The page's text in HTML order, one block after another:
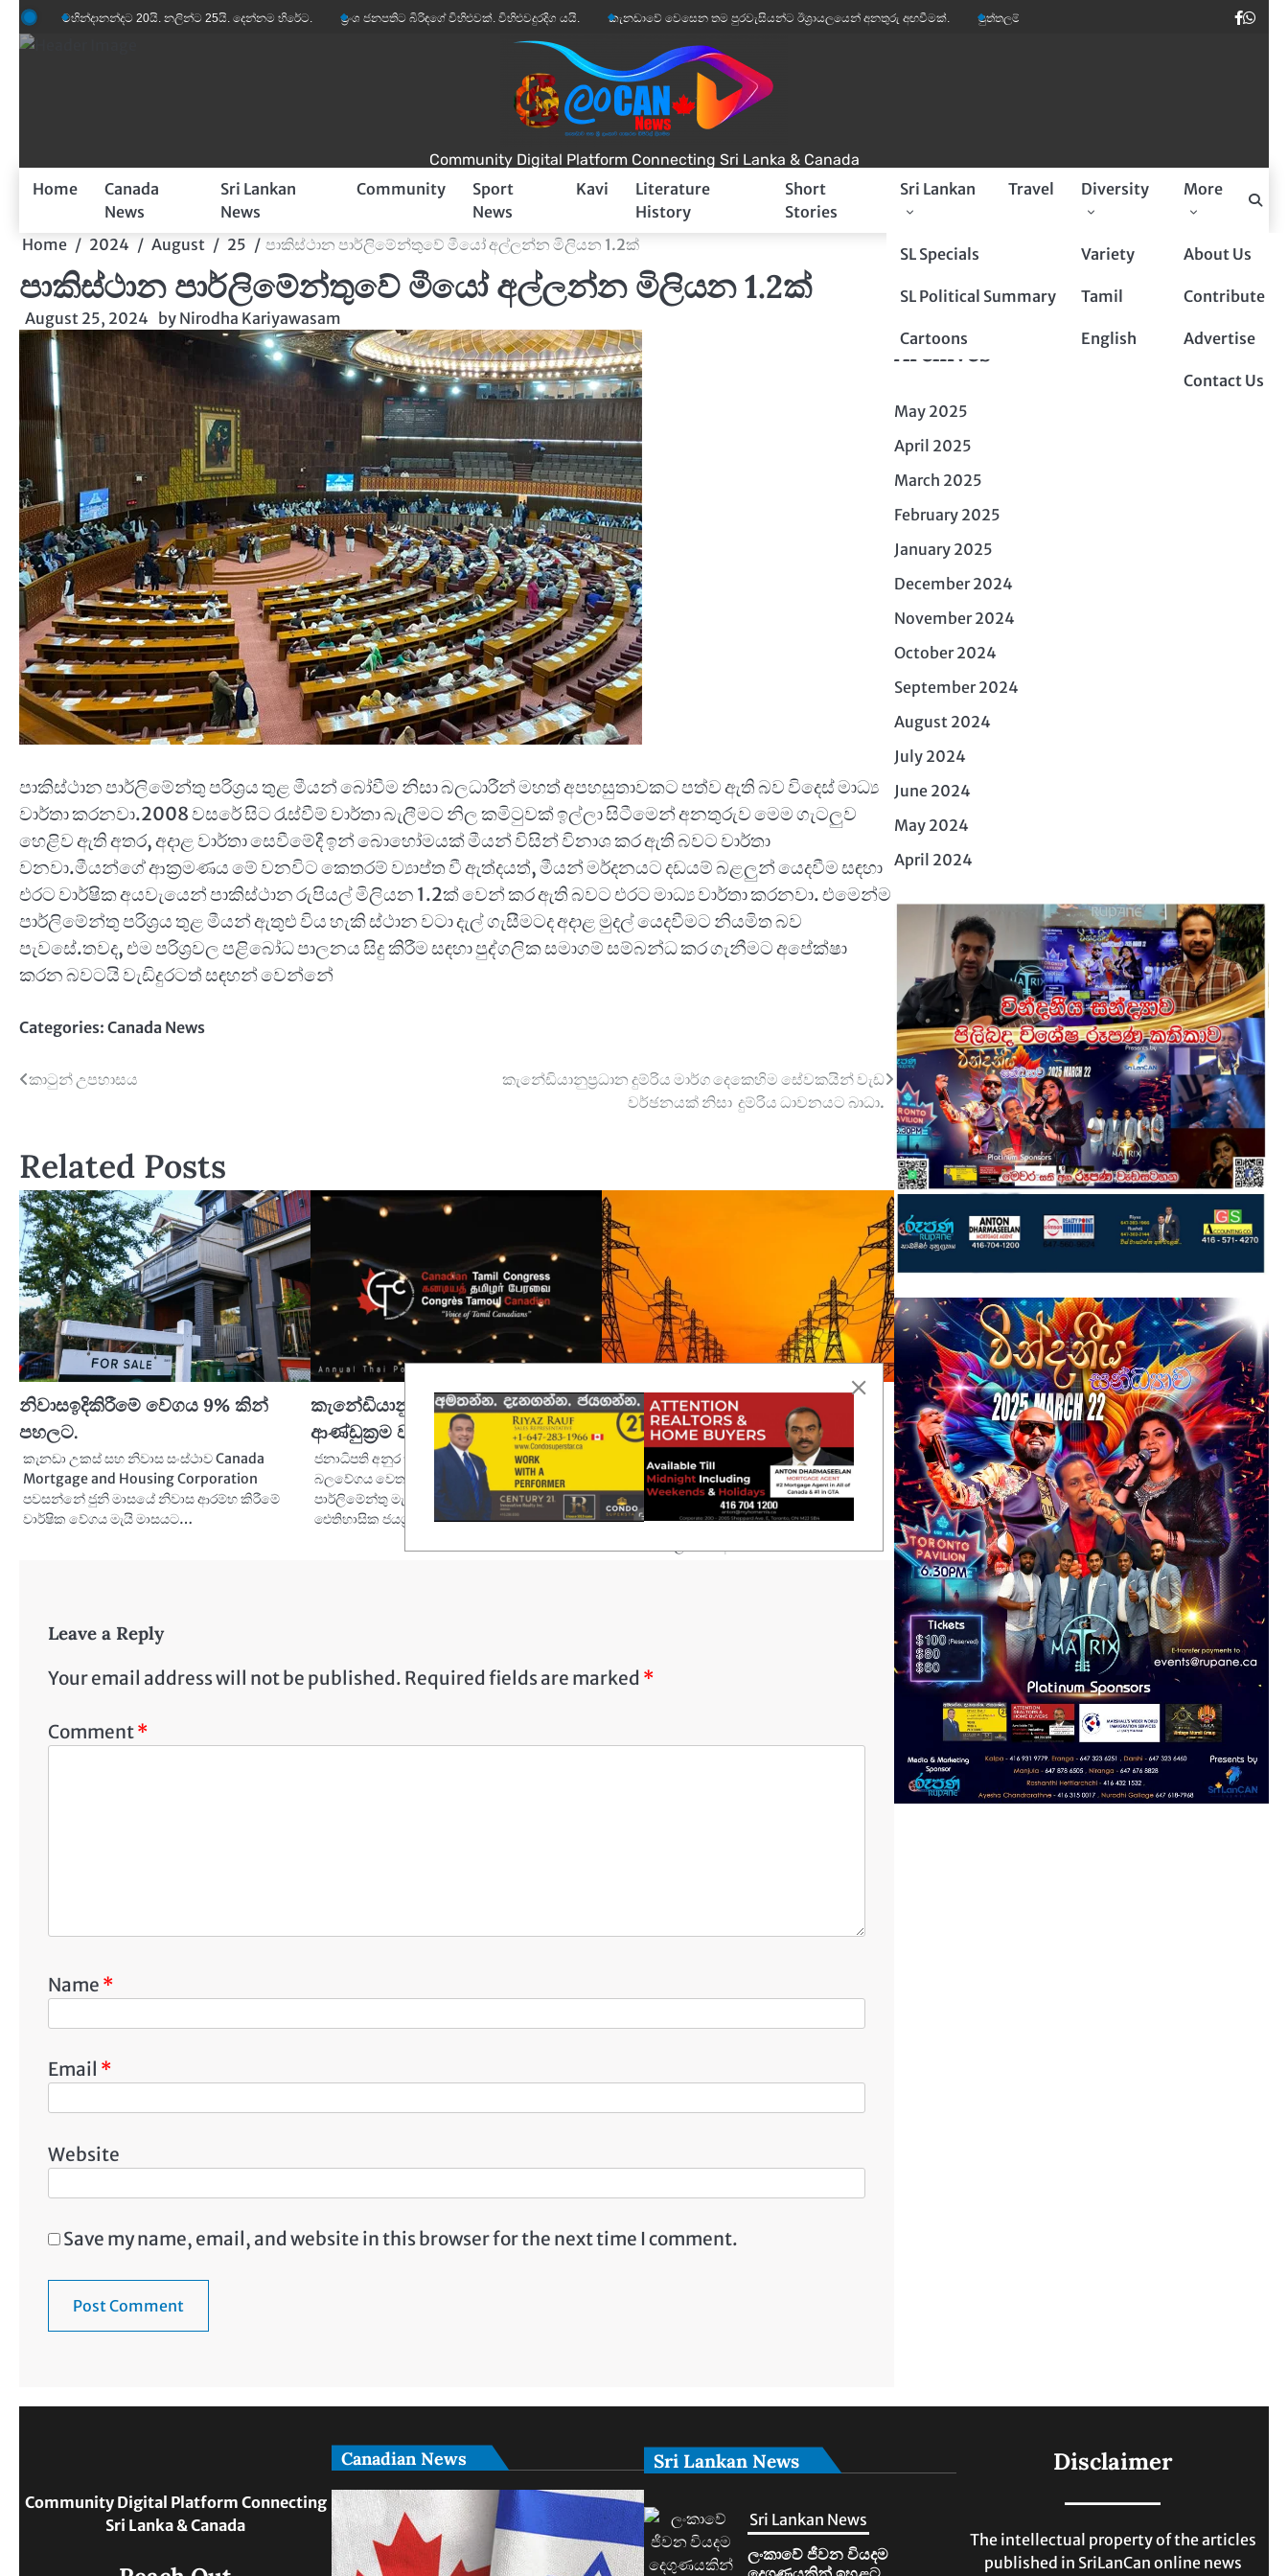
Skip
to
මහින්දානන්දට 20යි. නලින්ට 25යි. දෙන්නම හිරේට. ප්‍රංශ ජනපතිට බිරිඳගේ විහිළුවක්. විහිළුවදුරදිග යයි. කැනඩාවේ වෙසෙන තම පුරවැසියන්ට ඊශ්‍රායලයෙන් අනතුරු අඟවීමක්. පුත්තලම් බූරුවන් ඉතාලියේ මාර ඩිමාන්ඩ්. කවි ලොව පෙරළියක් කළ
Community Digital Platform Connecting Sri Lanka & Canada
Home
Canada
News
Sri Lankan
News
Community
Sport
News
Kavi
Literature
History
Short
Stories
Sri Lankan
SL Specials
SL Political Summary
Cartoons
Travel Diversity
Variety
Tamil
English
More
About Us
Contribute
Advertise
Contact Us
Home 2024 August 25 පාකිස්ථාන පාර්ලිමේන්තුවේ මීයෝ අල්ලන්න මිලියන 1.2ක්
පාකිස්ථාන පාර්ලිමේන්තුවේ මීයෝ අල්ලන්න මිලියන 1.2ක්
August 25, 2024 by Nirodha Kariyawasam
පාකිස්ථාන පාර්ලිමේන්තු පරිශ්‍රය තුළ මීයන් බෝවීම නිසා බලධාරීන් මහත් අපහසුතාවකට පත්ව ඇති බව විදෙස් මාධ්‍ය
වාර්තා කරනවා.2008 වසරේ සිට රැස්වීම් වාර්තා බැලීමට නිල කමිටුවක් ඉල්ලා සිටීමෙන් අනතුරුව මෙම ගැටලුව
හෙළිව ඇති අතර, අදාළ වාර්තා සෙවීමේදී ඉන් බොහෝමයක් මීයන් විසින් විනාශ කර ඇති බවට වාර්තා
වනවා.මීයන්ගේ ආක්‍රමණය මේ වනවිට කෙතරම් ව්‍යාප්ත වී ඇත්දයත්, මීයන් මර්දනයට දඩයම් බළලුන් යෙදවීම සඳහා
එරට වාර්ෂික අයවැයෙන් පාකිස්ථාන රුපියල් මිලියන 1.2ක් වෙන් කර ඇති බවට එරට මාධ්‍ය වාර්තා කරනවා. එමෙන්ම
පාර්ලිමේන්තු පරිශ්‍රය තුළ මීයන් ඇතුළු විය හැකි ස්ථාන වටා දැල් ගැසීමටද අදාළ මුදල් යෙදවීමට නියමිත බව
පැවසේ.තවද, එම පරිශ්‍රවල පළිබෝධ පාලනය සිදු කිරීම සඳහා පුද්ගලික සමාගම් සම්බන්ධ කර ගැනීමට අපේක්ෂා
කරන බවටයි වැඩිදුරටත් සඳහන් වෙන්නේ
Categories: Canada News
Post
කාටුන් උපහාසය
කැනේඩියානුප්‍රධාන දුම්රිය මාර්ග දෙකෙහිම සේවකයින් වැඩ
වර්ඡනයක් නිසා දුම්රිය ධාවනයට බාධා.
Related Posts
නිවාසඉදිකිරීමේ වේගය 9% කින්
පහලට.
කැනඩා උකස් සහ නිවාස සංස්ථාව Canada
Mortgage and Housing Corporation
පවසන්නේ ජුනි මාසයේ නිවාස ආරම්භ කිරීමේ
වාර්ෂික වේගය මැයි මාසයට…
කැනේඩියානු දෙමළ කොංග්‍රසය අලුත්
ආණ්ඩුක්‍රම ව්‍යවස්ථාවක් ඉල්ලයි.
ජනාධිපති අනුර කුමාර දිසානායකට සහ ජාතික ජන
බලවේගය වෙත නිල ලිපියක් යොමුකරමින්
පාර්ලිමේන්තු මැතිවරණයෙන් ලද විශිෂ්ට හා
ඓතිහාසික ජයග්‍රහණයට කැනේඩියානු…
ඔන්ටාරියෝ විදුලිබල පද්ධතියට නව
නිවාස සම්බන්ධතා වේගවත් කිරීමට
සැලසුම්.
ඔන්ටාරියෝහි නව නිවාස සහ ව්‍යාපාර විදුලිබල
පද්ධතියට සම්බන්ධ වීම පහසු කිරීම සඳහා නීති
සම්පාදනය කරන බව බලශක්ති ඇමතිවරයා
Leave a Reply
Your email address will not be published. Required fields are marked *
Comment*
Name *
Email *
Website
Save my name, email, and website in this browser for the next time I comment.
Sponsored By
Archives
May 2025
April 2025
March 2025
February 2025
January 2025
December 2024
November 2024
October 2024
September 2024
August 2024
July 2024
June 2024
May 2024
April 2024
Community Digital Platform Connecting
Sri Lanka & Canada
Canadian News Sri Lankan News
Sri Lankan News
ලංකාවේ ජීවන වියදම
Disclaimer
The intellectual property of the articles
published in SriLanCan online news